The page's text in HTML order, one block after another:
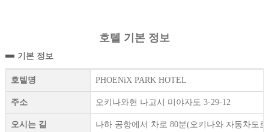
호텔 기본 정보
기본 정보
호텔명 PHOENiX PARK HOTEL
주소 오키나와현 나고시 미야자토 3-29-12
오시는 길 나하 공항에서 차로 80분(오키나와 자동차도